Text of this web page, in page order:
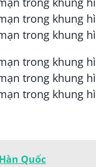
Quốc